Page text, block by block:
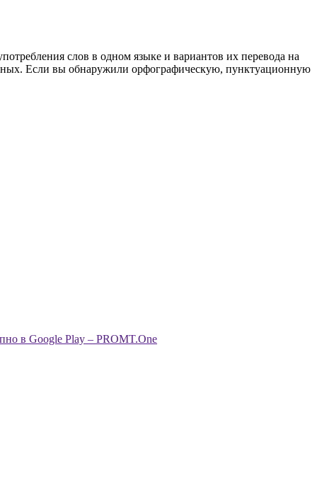
слов в одном языке и вариантов их перевода на
Если вы обнаружили орфографическую, пунктуационную